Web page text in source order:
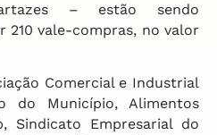
– estão sendo
210 vale-compras, no valor
Comercial e Industrial
do Município, Alimentos
Sindicato Empresarial do